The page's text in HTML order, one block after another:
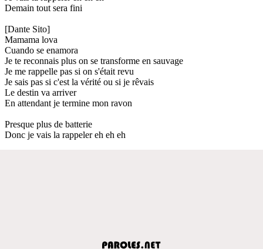
Demain tout sera fini
[Dante Sito]
Mamama lova
Cuando se enamora
Je te reconnais plus on se transforme en sauvage
Je me rappelle pas si on s'était revu
Je sais pas si c'est la vérité ou si je rêvais
Le destin va arriver
En attendant je termine mon ravon
Presque plus de batterie
Donc je vais la rappeler eh eh eh